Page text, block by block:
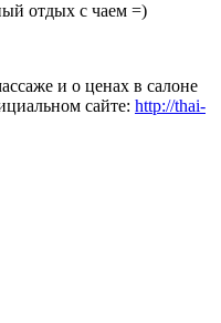
отдых с чаем =)
и о ценах в салоне
сайте: http://thai-